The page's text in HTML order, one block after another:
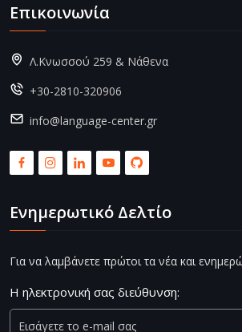
Επικοινωνία
Λ.Κνωσσού 259 & Νάθενα
+30-2810-320906
info@language-center.gr
Ενημερωτικό Δελτίο
Για να λαμβάνετε πρώτοι τα νέα και
Η ηλεκτρονική σας διεύθυνση: